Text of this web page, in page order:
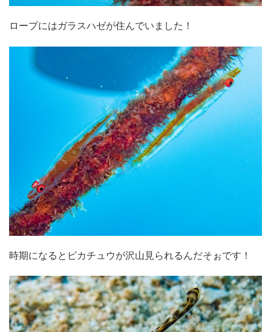
ロープにはガラスハゼが住んでいました！
時期になるとピカチュウが沢山見られるんだそぉです！